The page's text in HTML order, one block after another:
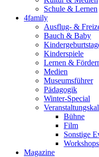
Schule & Lernen
4family
Ausflug- &
Bauch & Baby
Kinderspiele
Lernen &
Medien
Museumsführer
Pädagogik
Winter-Special
Bühne
Film
Sonstige
Workshops
Magazine